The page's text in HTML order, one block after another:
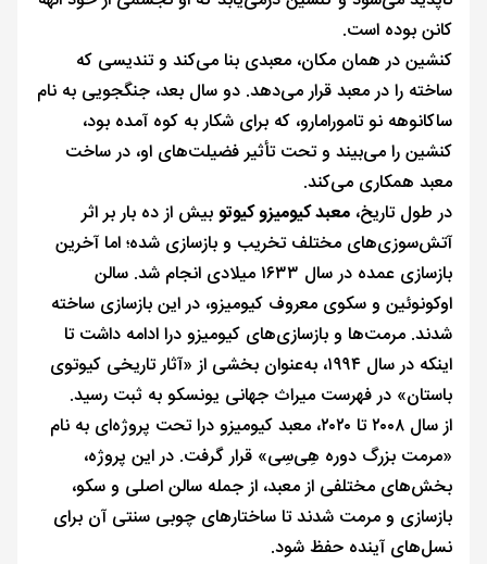
کانن بوده است.
کنشین در همان مکان، معبدی بنا می‌کند و تندیسی که
ساخته را در معبد قرار می‌دهد. دو سال بعد، جنگجویی به نام
ساکانوهه نو تامورامارو، که برای شکار به کوه آمده بود،
کنشین را می‌بیند و تحت تأثیر فضیلت‌های او، در ساخت
معبد همکاری می‌کند.
در طول تاریخ، معبد کیومیزو کیوتوبیش از ده بار بر اثر
آتش‌سوزی‌های مختلف تخریب و بازسازی شده؛ اما آخرین
بازسازی عمده در سال ۱۶۳۳ میلادی انجام شد. سالن
اوکونوئین و سکو‌ی معروف کیومیزو، در این بازسازی ساخته
شدند. مرمت‌ها و بازسازی‌های کیومیزو درا ادامه داشت تا
اینکه در سال ۱۹۹۴، به‌عنوان بخشی از «آثار تاریخی کیوتوی
باستان» در فهرست میراث جهانی یونسکو به ثبت رسید.
از سال ۲۰۰۸ تا ۲۰۲۰، معبد کیومیزو درا تحت پروژه‌ای به نام
«مرمت بزرگ دوره هِی‌سِی» قرار گرفت. در این پروژه،
بخش‌های مختلفی از معبد، از جمله سالن اصلی و سکو،
بازسازی و مرمت شدند تا ساختارهای چوبی سنتی آن برای
نسل‌های آینده حفظ شود.